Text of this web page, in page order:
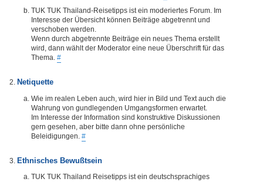
TUK TUK Thailand-Reisetipps ist ein moderiertes Forum. Im
Interesse der Übersicht können Beiträge abgetrennt und
verschoben werden.
Wenn durch abgetrennte Beiträge ein neues Thema erstellt
wird, dann wählt der Moderator eine neue Überschrift für das
Thema. #
Netiquette
Wie im realen Leben auch, wird hier in Bild und Text auch die
Wahrung von gundlegenden Umgangsformen erwartet.
Im Interesse der Information sind konstruktive Diskussionen
gern gesehen, aber bitte dann ohne persönliche
Beleidigungen. #
Ethnisches Bewußtsein
TUK TUK Thailand Reisetipps ist ein deutschsprachiges